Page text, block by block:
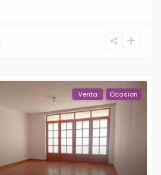
Venta Ocasion